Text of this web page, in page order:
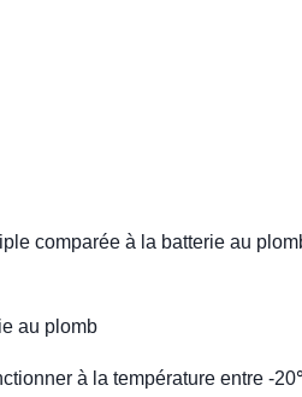
comparée à la batterie au
au plomb
à la température entre -